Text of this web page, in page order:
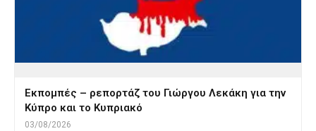
Εκπομπές – ρεπορτάζ του Γιώργου Λεκάκη για την
Κύπρο και το Κυπριακό
03/08/2026